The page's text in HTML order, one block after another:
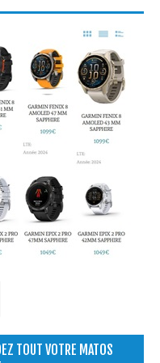
TOUT VOTRE MATOS